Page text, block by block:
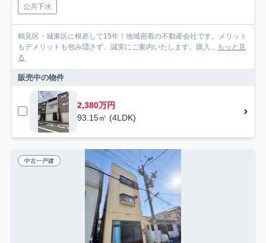
公共下水
鶴見区・城東区に根差して15年！地域密着の不動産会社です。メリット
もデメリットも包み隠さず、誠実にご案内いたします。購入...
もっと見
る
販売中の物件
2,380万円
93.15㎡ (4LDK)
中古一戸建